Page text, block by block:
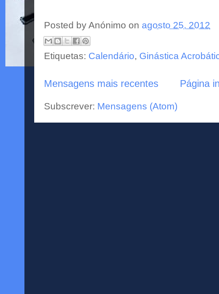
Posted byAnónimo on agosto 25, 2012
Etiquetas: Calendário, Ginástica
Mensagens mais recentes Página
Subscrever: Mensagens (Atom)